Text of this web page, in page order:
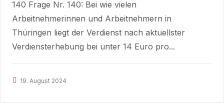
140 Frage Nr. 140: Bei wie vielen
Arbeitnehmerinnen und Arbeitnehmern in
Thüringen liegt der Verdienst nach aktuellster
Verdiensterhebung bei unter 14 Euro pro...
19. August 2024